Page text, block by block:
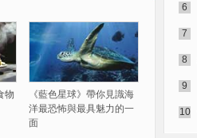
物
《藍色星球》帶你見識海
洋最恐怖與最具魅力的一
面
6
7
8
9
10